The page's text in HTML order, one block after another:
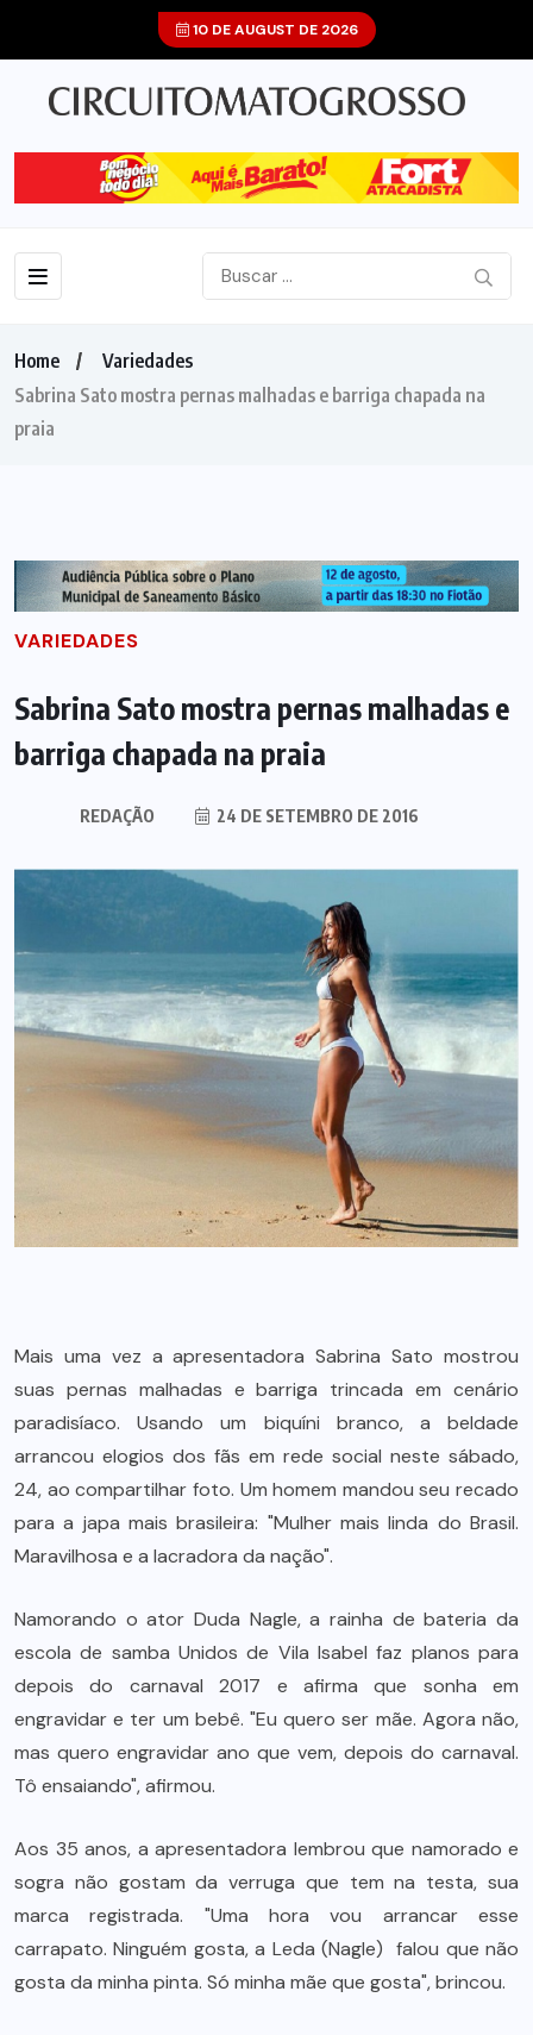
10 DE AUGUST DE 2026
Home
Variedades
Sabrina Sato mostra pernas malhadas e barriga chapada na
praia
VARIEDADES
Sabrina Sato mostra pernas malhadas e
barriga chapada na praia
REDAÇÃO 24 DE SETEMBRO DE 2016
Mais uma vez a apresentadora Sabrina Sato mostrou
suas pernas malhadas e barriga trincada em cenário
paradisíaco. Usando um biquíni branco, a beldade
arrancou elogios dos fãs em rede social neste sábado,
24, ao compartilhar foto. Um homem mandou seu recado
para a japa mais brasileira: "Mulher mais linda do Brasil.
Maravilhosa e a lacradora da nação".
Namorando o ator Duda Nagle, a rainha de bateria da
escola de samba Unidos de Vila Isabel faz planos para
depois do carnaval 2017 e afirma que sonha em
engravidar e ter um bebê. "Eu quero ser mãe. Agora não,
mas quero engravidar ano que vem, depois do carnaval.
Tô ensaiando", afirmou.
Aos 35 anos, a apresentadora lembrou que namorado e
sogra não gostam da verruga que tem na testa, sua
marca registrada. "Uma hora vou arrancar esse
carrapato. Ninguém gosta, a Leda (Nagle) falou que não
gosta da minha pinta. Só minha mãe que gosta", brincou.